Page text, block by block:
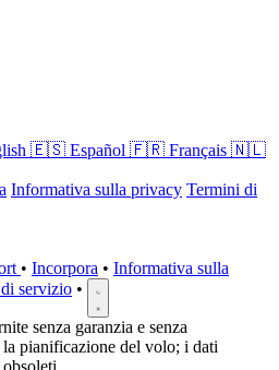
🇪🇸 Español 🇫🇷 Français 🇳🇱
Informativa sulla privacy Termini di
• Incorpora • Informativa sulla
servizio •
senza garanzia e senza
pianificazione del volo; i dati